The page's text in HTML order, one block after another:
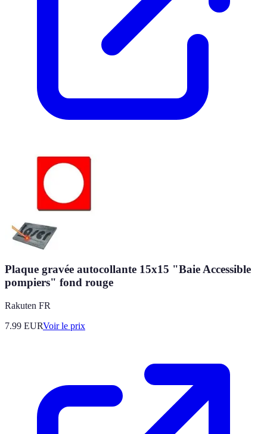
Plaque gravée autocollante 15x15 "Baie Accessible
pompiers" fond rouge
Rakuten FR
7.99 EURVoir le prix